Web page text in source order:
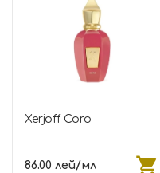
Xerjoff Coro
86.00 лей/мл